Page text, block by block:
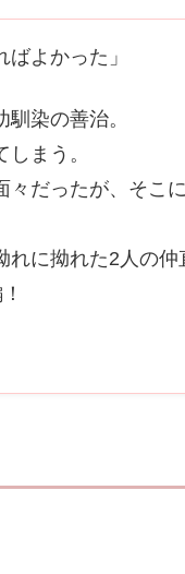
よかった」
染の善治。
まう。
だったが、そこ
に拗れた2人の仲